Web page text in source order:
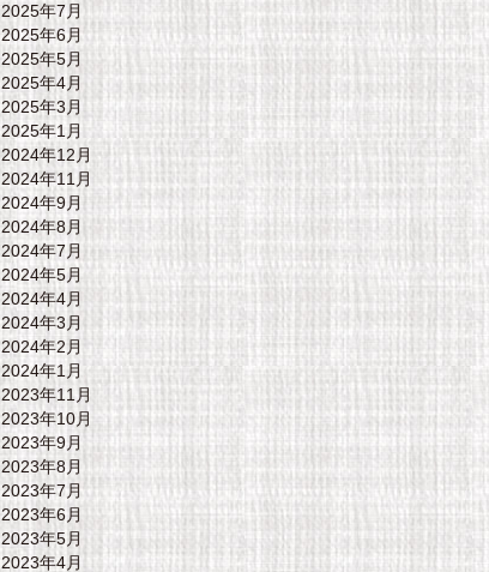
2025年7月
2025年6月
2025年5月
2025年4月
2025年3月
2025年1月
2024年12月
2024年11月
2024年9月
2024年8月
2024年7月
2024年5月
2024年4月
2024年3月
2024年2月
2024年1月
2023年11月
2023年10月
2023年9月
2023年8月
2023年7月
2023年6月
2023年5月
2023年4月